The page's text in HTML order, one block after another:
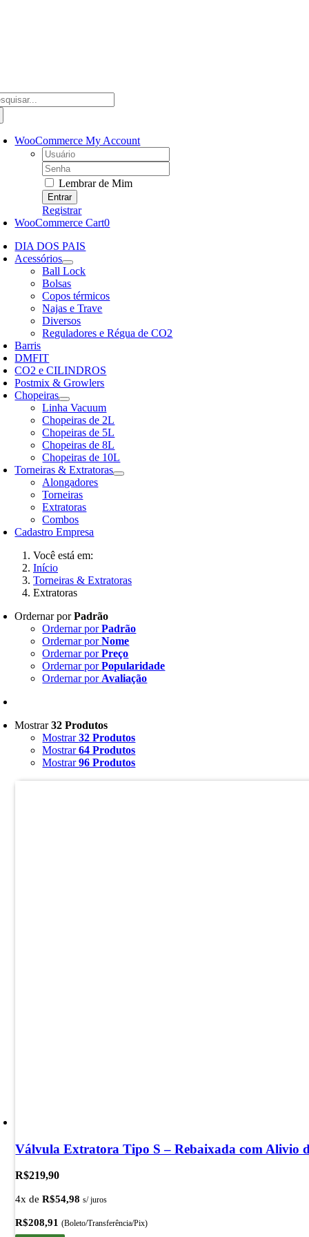
WooCommerce My Account
Username:
Password:
Lembrar de Mim
Registrar
WooCommerce Cart0
DIA DOS PAIS
Acessórios
Ball Lock
Bolsas
Copos térmicos
Najas e Trave
Diversos
Reguladores e Régua de CO2
Barris
DMFIT
CO2 e CILINDROS
Postmix & Growlers
Chopeiras
Linha Vacuum
Chopeiras de 2L
Chopeiras de 5L
Chopeiras de 8L
Chopeiras de 10L
Torneiras & Extratoras
Alongadores
Torneiras
Extratoras
Combos
Cadastro Empresa
Você está em:
Início
Torneiras & Extratoras
Extratoras
Ordernar porPadrão
Ordernar porPadrão
Ordernar porNome
Ordernar porPreço
Ordernar porPopularidade
Ordernar por Avaliação
Mostrar32 Produtos
Mostrar32 Produtos
Mostrar64 Produtos
Mostrar96 Produtos
Válvula Extratora Tipo S – Rebaixada com Alivio
R$219,90
4x de R$54,98 s/ juros
R$208,91 (Boleto/Transferência/Pix)